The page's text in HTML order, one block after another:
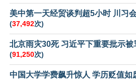
美中第一天经贸谈判超5小时 川习
(37,492次)
北京雨灾30死 习近平下重要批示被
(91,250次)
中国大学学费飙升惊人 学历贬值如